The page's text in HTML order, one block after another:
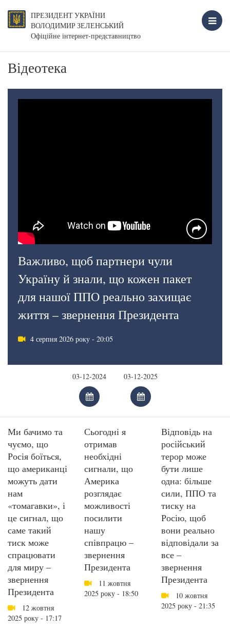
ПРЕЗИДЕНТ УКРАЇНИ
ВОЛОДИМИР ЗЕЛЕНСЬКИЙ
Офіційне інтернет-представництво
Відеотека
Важливо, щоб партнери чули
Україну й знали, що кожен пакет
для нашої ППО реально захищає
життя – звернення Президента
4 серпня 2026 року - 20:05
Ми бачимо та
чуємо, що
Росія боїться,
що американці
можуть дати
нам
«томагавки», і
це сигнал, що
саме такий
тиск може
спрацювати
для миру –
звернення
Президента
12 жовтня
2025 року - 17:17
Сьогодні я
отримав
необхідні
сигнали, що
Америка
розглядає
можливості
посилити
нашу
співпрацю –
звернення
Президента
11 жовтня
2025 року - 18:50
Відповідь на
російський
терор може
бути лише
одна: більше
сили, ППО та
тиску на
Росію, щоб
вони реально
відповідали за
все –
звернення
Президента
10 жовтня
2025 року - 21:35